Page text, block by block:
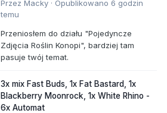
Przez Macky · Opublikowano 6 godzin
temu
Przeniosłem do działu "Pojedyncze
Zdjęcia Roślin Konopi", bardziej tam
pasuje twój temat.
3x mix Fast Buds, 1x Fat Bastard, 1x
Blackberry Moonrock, 1x White Rhino -
6x Automat